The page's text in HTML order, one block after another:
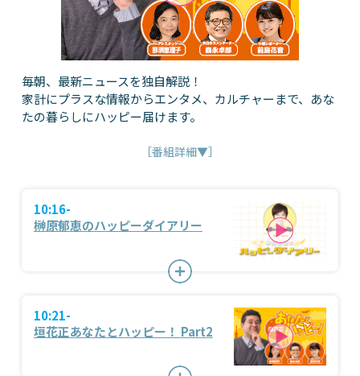
毎朝、最新ニュースを独自解説！
家計にプラスな情報からエンタメ、カルチャーまで、あな
たの暮らしにハッピー届けます。
［番組詳細▼］
10:16-
榊原郁恵のハッピーダイアリー
10:21-
垣花正あなたとハッピー！ Part2